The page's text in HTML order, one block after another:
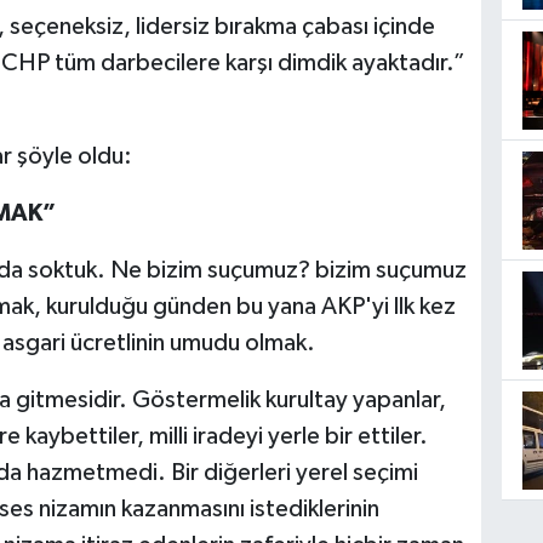
lidersiz bırakma çabası içinde
tüm darbecilere karşı dimdik ayaktadır.”
şöyle oldu:
soktuk. Ne bizim suçumuz? bizim suçumuz
kurulduğu günden bu yana AKP'yi llk kez
ücretlinin umudu olmak.
gitmesidir. Göstermelik kurultay yapanlar,
kaybettiler, milli iradeyi yerle bir ettiler.
hazmetmedi. Bir diğerleri yerel seçimi
nizamın kazanmasını istediklerinin